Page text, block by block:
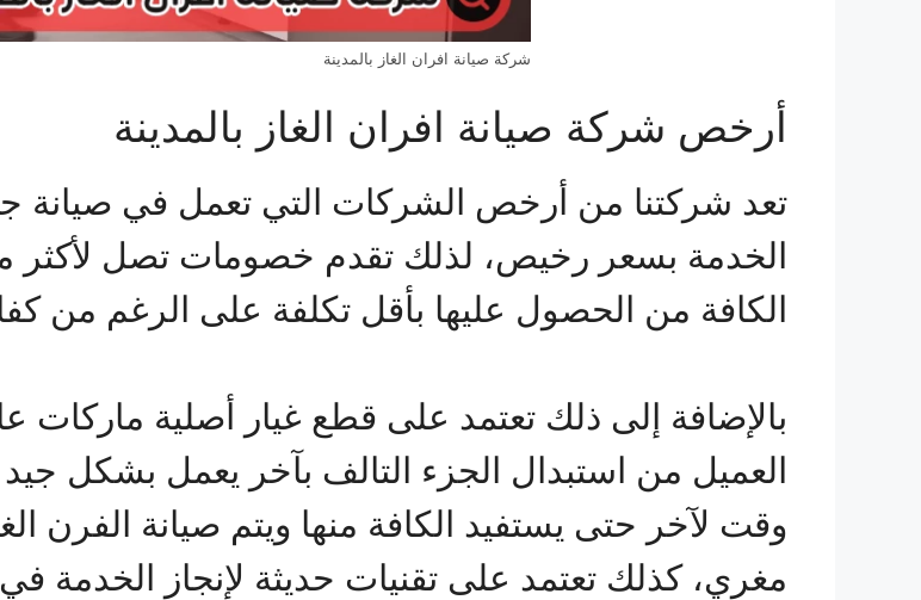
شركة صيانة افران الغاز بالمدينة
أرخص شركة صيانة افران الغاز بالمدينة
تعد شركتنا من أرخص الشركات التي تعمل في صيانة
الكافة من الحصول عليها بأقل تكلفة على الرغم من
بالإضافة إلى ذلك تعتمد على قطع غيار أصلية ماركات
العميل من استبدال الجزء التالف بآخر يعمل بشكل
وقت لآخر حتى يستفيد الكافة منها ويتم صيانة الفرن
مغري، كذلك تعتمد على تقنيات حديثة لإنجاز